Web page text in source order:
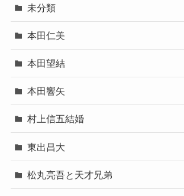
未分類
本田仁美
本田望結
本田響矢
村上信五結婚
東出昌大
松丸亮吾と天才兄弟